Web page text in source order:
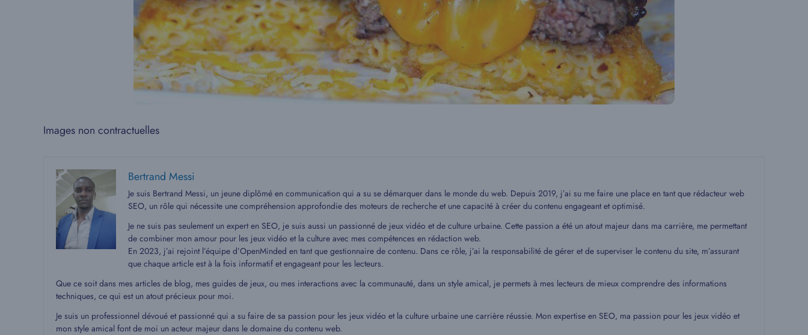
Images non contractuelles
Bertrand Messi
Je suis Bertrand Messi, un jeune diplômé en communication qui a su se démarquer dans le monde du web. Depuis 2019, j’ai su me faire une place en tant que rédacteur web
SEO, un rôle qui nécessite une compréhension approfondie des moteurs de recherche et une capacité à créer du contenu engageant et optimisé.
Je ne suis pas seulement un expert en SEO, je suis aussi un passionné de jeux vidéo et de culture urbaine. Cette passion a été un atout majeur dans ma carrière, me permettant
de combiner mon amour pour les jeux vidéo et la culture avec mes compétences en rédaction web.
En 2023, j’ai rejoint l’équipe d’OpenMinded en tant que gestionnaire de contenu. Dans ce rôle, j’ai la responsabilité de gérer et de superviser le contenu du site, m’assurant
que chaque article est à la fois informatif et engageant pour les lecteurs.
Que ce soit dans mes articles de blog, mes guides de jeux, ou mes interactions avec la communauté, dans un style amical, je permets à mes lecteurs de mieux comprendre des informations
techniques, ce qui est un atout précieux pour moi.
Je suis un professionnel dévoué et passionné qui a su faire de sa passion pour les jeux vidéo et la culture urbaine une carrière réussie. Mon expertise en SEO, ma passion pour les jeux vidéo et
mon style amical font de moi un acteur majeur dans le domaine du contenu web.